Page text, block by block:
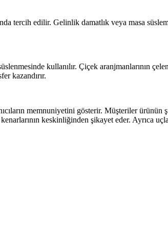
tercih edilir. Gelinlik damatlık veya masa
kullanılır. Çiçek aranjmanlarının
kazandırır.
memnuniyetini gösterir. Müşteriler ürünün
kenarlarının keskinliğinden şikayet eder. Ayrıca